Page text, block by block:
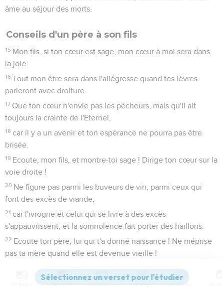
âme au séjour des morts.
Conseils d'un père à son fils
15 Mon fils, si ton cœur est sage, mon cœur à moi sera dans
la joie.
16 Tout mon être sera dans l'allégresse quand tes lèvres
parleront avec droiture.
17 Que ton cœur n'envie pas les pécheurs, mais qu'il ait
toujours la crainte de l'Eternel,
18 car il y a un avenir et ton espérance ne pourra pas être
brisée.
19 Ecoute, mon fils, et montre-toi sage ! Dirige ton cœur sur la
voie droite !
20 Ne figure pas parmi les buveurs de vin, parmi ceux qui
font des excès de viande,
21 car l'ivrogne et celui qui se livre à des excès
s'appauvrissent, et la somnolence fait porter des haillons.
22 Ecoute ton père, lui qui t'a donné naissance ! Ne méprise
pas ta mère quand elle est devenue vieille !
Acquiers la vérité et ne la vends pas, la sagesse,
l'instruction et l'intelligence.
Versions Commentaires Strong